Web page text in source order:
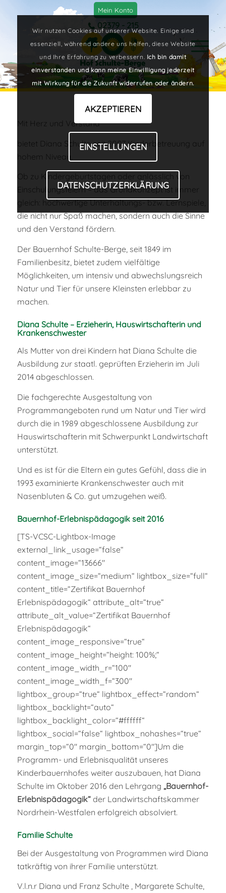
Mein Konto
02379 - 215
Mit Herz und Verstand
bietet Diana Schulte seit 2007 Kinderbetreuung auf
hohem Niveau.
Ob zu Kindergeburtstagen oder anlässlich von
Einschulungsfeiern – das Grundkonzept ist immer
gleich: hochwertige Unterhaltungs- bzw. Lernspiele,
die nicht nur Spaß machen, sondern auch die Sinne
und den Verstand fördern.
Der Bauernhof Schulte-Berge, seit 1849 im
Familienbesitz, bietet zudem vielfältige
Möglichkeiten, um intensiv und abwechslungsreich
Natur und Tier für unsere Kleinsten erlebbar zu
machen.
Diana Schulte – Erzieherin, Hauswirtschafterin und
Krankenschwester
Als Mutter von drei Kindern hat Diana Schulte die
Ausbildung zur staatl. geprüften Erzieherin im Juli
2014 abgeschlossen.
Die fachgerechte Ausgestaltung von
Programmangeboten rund um Natur und Tier wird
durch die in 1989 abgeschlossene Ausbildung zur
Hauswirtschafterin mit Schwerpunkt Landwirtschaft
unterstützt.
Und es ist für die Eltern ein gutes Gefühl, dass die in
1993 examinierte Krankenschwester auch mit
Nasenbluten & Co. gut umzugehen weiß.
Bauernhof-Erlebnispädagogik seit 2016
[TS-VCSC-Lightbox-Image
external_link_usage=“false“
content_image=“13666″
content_image_size=“medium“ lightbox_size=“full“
content_title=“Zertifikat Bauernhof
Erlebnispädagogik“ attribute_alt=“true“
attribute_alt_value=“Zertifikat Bauernhof
Erlebnispädagogik“
content_image_responsive=“true“
content_image_height=“height: 100%;“
content_image_width_r=“100″
content_image_width_f=“300″
lightbox_group=“true“ lightbox_effect=“random“
lightbox_backlight=“auto“
lightbox_backlight_color=“#ffffff“
lightbox_social=“false“ lightbox_nohashes=“true“
margin_top=“0″ margin_bottom=“0″]Um die
Programm- und Erlebnisqualität unseres
Kinderbauernhofes weiter auszubauen, hat Diana
Schulte im Oktober 2016 den Lehrgang „Bauernhof-
Erlebnispädagogik“der Landwirtschaftskammer
Nordrhein-Westfalen erfolgreich absolviert.
Familie Schulte
Bei der Ausgestaltung von Programmen wird Diana
tatkräftig von ihrer Familie unterstützt.
V.l.n.r Diana und Franz Schulte , Margarete Schulte,
Wir nutzen Cookies auf unserer Website. Einige sind
essenziell, während andere uns helfen, diese Website
und Ihre Erfahrung zu verbessern. Ich bin damit
einverstanden und kann meine Einwilligung jederzeit
mit Wirkung für die Zukunft widerrufen oder ändern.
AKZEPTIEREN
EINSTELLUNGEN
DATENSCHUTZERKLÄRUNG